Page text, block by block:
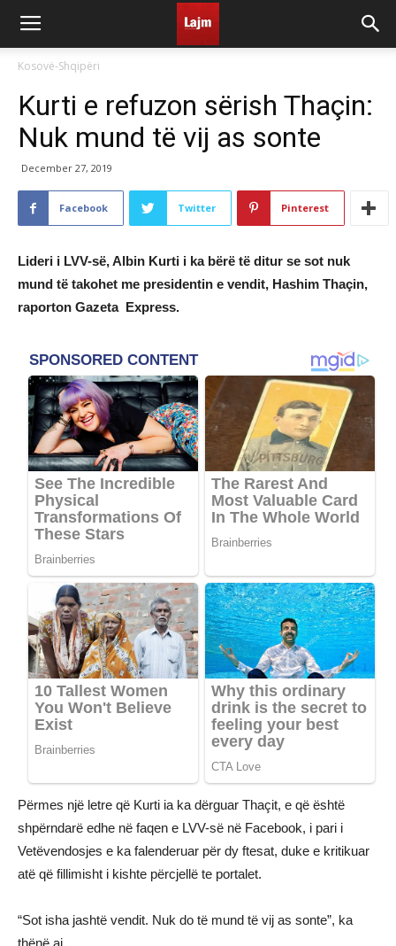
Kosovë-Shqipëri
Kurti e refuzon sërish Thaçin:
Nuk mund të vij as sonte
December 27, 2019
Facebook Twitter Pinterest
Lideri i LVV-së, Albin Kurti i ka bërë të ditur se sot nuk
mund të takohet me presidentin e vendit, Hashim Thaçin,
raporton Gazeta Express.
Përmes një letre që Kurti ia ka dërguar Thaçit, e që është
shpërndarë edhe në faqen e LVV-së në Facebook, i pari i
Vetëvendosjes e ka falenderuar për dy ftesat, duke e kritikuar
atë që fillimisht i kishte përcjellë te portalet.
“Sot isha jashtë vendit. Nuk do të mund të vij as sonte”, ka